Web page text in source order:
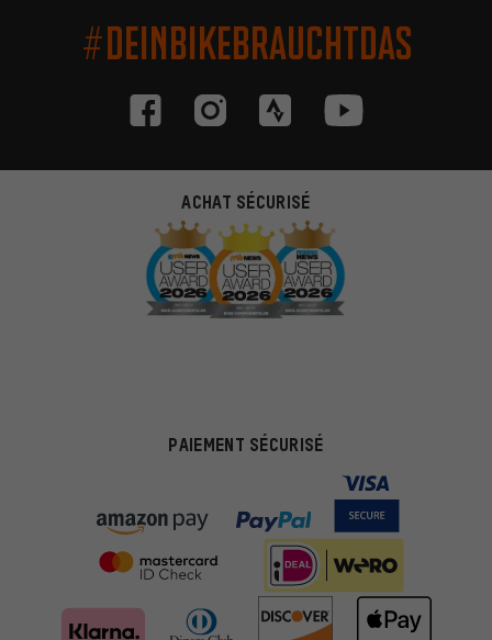
#DEINBIKEBRAUCHTDAS
ACHAT SÉCURISÉ
PAIEMENT SÉCURISÉ